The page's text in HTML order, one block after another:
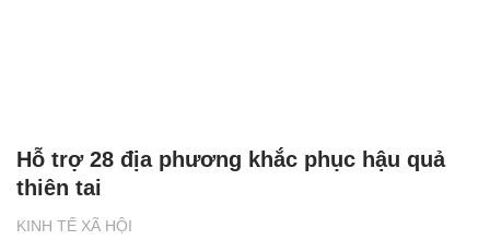
KINH TẾ XÃ HỘI
Hỗ trợ 28 địa phương khắc phục hậu quả
thiên tai